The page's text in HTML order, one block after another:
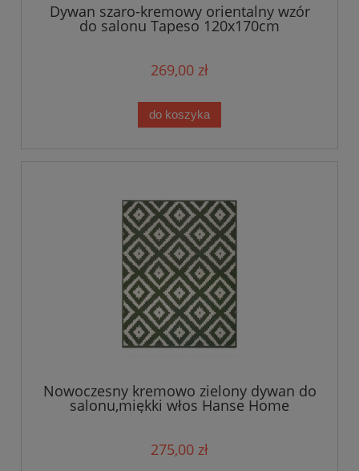
Dywan szaro-kremowy orientalny wzór
do salonu Tapeso 120x170cm
269,00 zł
do koszyka
Nowoczesny kremowo zielony dywan do
salonu,miękki włos Hanse Home
160x230cm
275,00 zł